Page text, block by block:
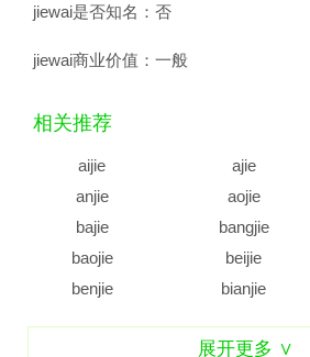
jiewai是否知名： 否
jiewai商业价值： 一般
相关推荐
aijie ajie
anjie
aojie
bajie
bangjie
baojie
beijie
benjie
bianjie
bojie
展开更多 ∨